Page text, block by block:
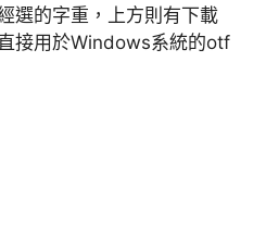
選的字重，上方則有下載
接用於Windows系統的otf